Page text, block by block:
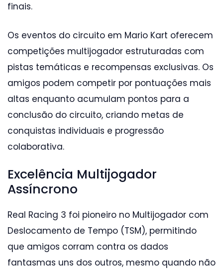
finais.
Os eventos do circuito em Mario Kart oferecem
competições multijogador estruturadas com
pistas temáticas e recompensas exclusivas. Os
amigos podem competir por pontuações mais
altas enquanto acumulam pontos para a
conclusão do circuito, criando metas de
conquistas individuais e progressão
colaborativa.
Excelência Multijogador
Assíncrono
Real Racing 3 foi pioneiro no Multijogador com
Deslocamento de Tempo (TSM), permitindo
que amigos corram contra os dados
fantasmas uns dos outros, mesmo quando não